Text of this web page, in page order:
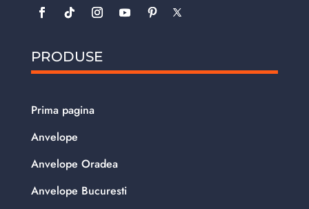
PRODUSE
Prima pagina
Anvelope
Anvelope Oradea
Anvelope Bucuresti